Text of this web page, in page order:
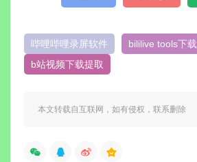
哔哩哔哩录屏软件
bililive tools下载
b站视频下载提取
本文转载自互联网，如有侵权，联系删除